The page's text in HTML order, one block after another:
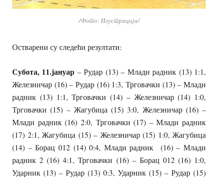
/Фото: Илустрација/
Остварени су следећи резултати:
Субота, 11.јануар – Рудар (13) – Млади радник (13) 1:1,
Железничар (16) – Рудар (16) 1:3, Трговачки (13) – Млади
радник (13) 1:1, Трговачки (14) – Железничар (14) 1:0,
Трговачки (15) – Жагубица (15) 3:0, Железничар (16) –
Млади радник (16) 2:0, Трговачки (17) – Млади радник
(17) 2:1, Жагубица (15) – Железничар (15) 1:0, Жагубица
(14) – Борац 012 (14) 0:4, Млади радник (16) – Млади
радник 2 (16) 4:1, Трговачки (16) – Борац 012 (16) 1:0,
Ударник (13) – Рудар (13) 0:3, Ударник (15) – Рудар (15)